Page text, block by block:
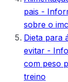
pais -
sobre o
Dieta para
evitar -
com peso
treino